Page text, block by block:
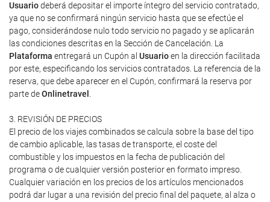
Usuariodeberá depositar el importe íntegro del servicio contratado,
ya que no se confirmará ningún servicio hasta que se efectúe el
pago, considerándose nulo todo servicio no pagado y se aplicarán
las condiciones descritas en la Sección de Cancelación. La
Plataforma entregará un Cupón al Usuarioen la dirección facilitada
por este, especificando los servicios contratados. La referencia de la
reserva, que debe aparecer en el Cupón, confirmará la reserva por
parte deOnlinetravel
3. REVISIÓN DE PRECIOS
El precio de los viajes combinados se calcula sobre la base del tipo
de cambio aplicable, las tasas de transporte, el coste del
combustible y los impuestos en la fecha de publicación del
programa o de cualquier versión posterior en formato impreso.
Cualquier variación en los precios de los artículos mencionados
podrá dar lugar a una revisión del precio final del paquete, al alza o